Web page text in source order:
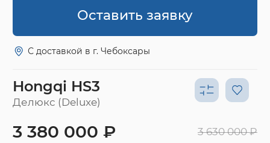
Оставить заявку
С доставкой в г. Чебоксары
Hongqi HS3
Делюкс (Deluxe)
3 380 000 ₽ 3 630 000 ₽